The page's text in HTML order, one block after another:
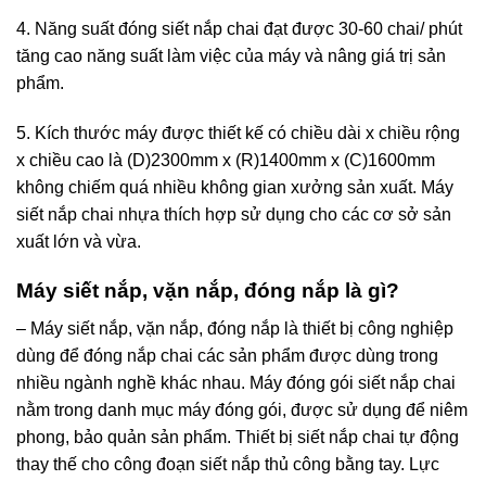
4. Năng suất đóng siết nắp chai đạt được 30-60 chai/ phút
tăng cao năng suất làm việc của máy và nâng giá trị sản
phẩm.
5. Kích thước máy được thiết kế có chiều dài x chiều rộng
x chiều cao là (D)2300mm x (R)1400mm x (C)1600mm
không chiếm quá nhiều không gian xưởng sản xuất. Máy
siết nắp chai nhựa thích hợp sử dụng cho các cơ sở sản
xuất lớn và vừa.
Máy siết nắp, vặn nắp, đóng nắp là gì?
– Máy siết nắp, vặn nắp, đóng nắp là thiết bị công nghiệp
dùng để đóng nắp chai các sản phẩm được dùng trong
nhiều ngành nghề khác nhau. Máy đóng gói siết nắp chai
nằm trong danh mục máy đóng gói, được sử dụng để niêm
phong, bảo quản sản phẩm. Thiết bị siết nắp chai tự động
thay thế cho công đoạn siết nắp thủ công bằng tay. Lực